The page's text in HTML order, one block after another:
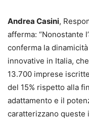
Andrea Casini,
afferma: “Nonostante
conferma la
innovative in Italia,
13.700 imprese
del 15% rispetto alla
adattamento e il
caratterizzano queste